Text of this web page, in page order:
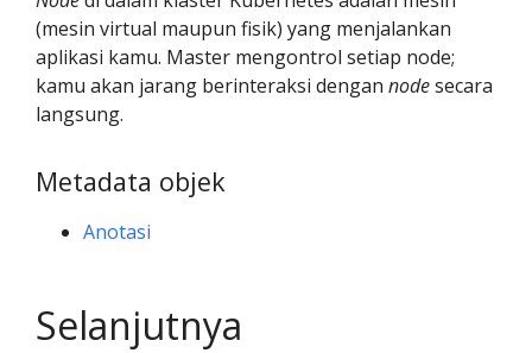
(mesin virtual maupun fisik) yang menjalankan
aplikasi kamu. Master mengontrol setiap node;
kamu akan jarang berinteraksi dengan nodesecara
langsung.
Metadata objek
Anotasi
Selanjutnya